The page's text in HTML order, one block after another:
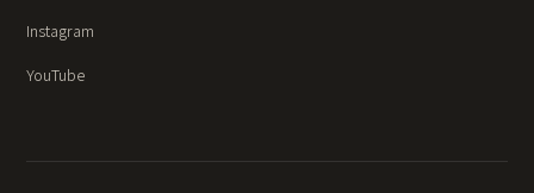
Instagram
YouTube